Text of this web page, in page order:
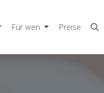
Für wen Preise